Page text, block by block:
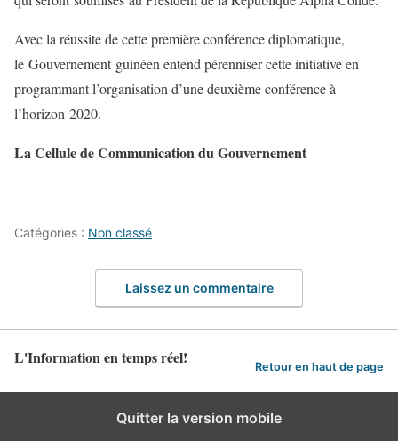
Avec la réussite de cette première conférence diplomatique,
le Gouvernement guinéen entend pérenniser cette initiative en
programmant l’organisation d’une deuxième conférence à
l’horizon 2020.
La Cellule de Communication du Gouvernement
Catégories : Non classé
Laissez un commentaire
L'Information en temps réel! Retour en haut de page
Quitter la version mobile